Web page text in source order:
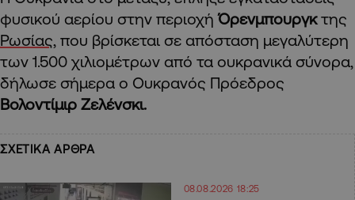
φυσικού αερίου στην περιοχήΌρενμπουργκτης
Ρωσίας, που βρίσκεται σε απόσταση μεγαλύτερη
των 1.500 χιλιομέτρων από τα ουκρανικά σύνορα,
δήλωσε σήμερα ο Ουκρανός Πρόεδρος
Βολοντίμιρ Ζελένσκι.
ΣΧΕΤΙΚΑ ΑΡΘΡΑ
08.08.2026 18:25